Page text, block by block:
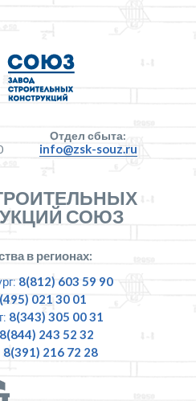
Отдел сбыта:
info@zsk-souz.ru
СОЮЗ
в регионах:
8(812) 603 59 90
021 30 01
8(343) 305 00 31
8(844) 243 52 32
8(391) 216 72 28